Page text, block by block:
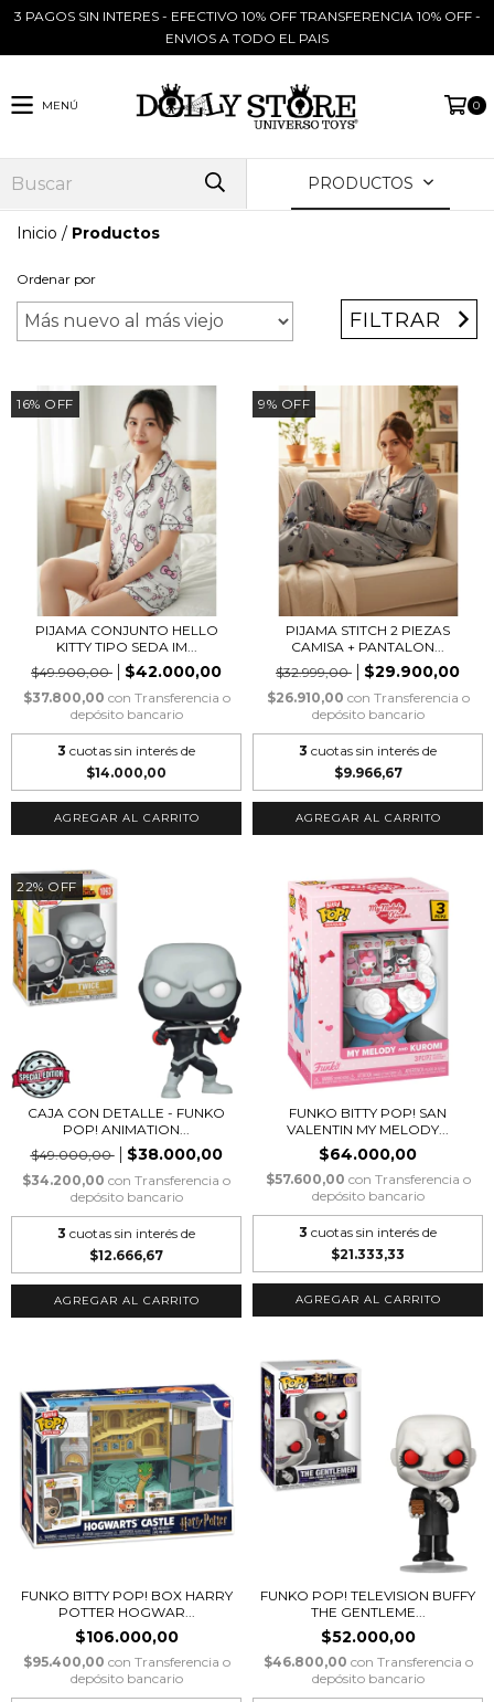
3 PAGOS SIN INTERES - EFECTIVO 10% OFF TRANSFERENCIA 10% OFF -
ENVIOS A TODO EL PAIS
MENÚ 0
PRODUCTOS
Inicio / Productos
Ordenar por
FILTRAR
16% OFF
PIJAMA CONJUNTO HELLO
KITTY TIPO SEDA IM...
$49.900,00
$42.000,00
$37.800,00 con Transferencia o
depósito bancario
3 cuotas sin interés de
$14.000,00
AGREGAR AL CARRITO
9% OFF
PIJAMA STITCH 2 PIEZAS
CAMISA + PANTALON...
$32.999,00
$29.900,00
$26.910,00 con Transferencia o
depósito bancario
3 cuotas sin interés de
$9.966,67
AGREGAR AL CARRITO
22% OFF
CAJA CON DETALLE - FUNKO
POP! ANIMATION...
$49.000,00
$38.000,00
$34.200,00 con Transferencia o
depósito bancario
3 cuotas sin interés de
$12.666,67
FUNKO BITTY POP! SAN
VALENTIN MY MELODY...
$64.000,00
$57.600,00 con Transferencia o
depósito bancario
3 cuotas sin interés de
$21.333,33
FUNKO BITTY POP! BOX HARRY
POTTER HOGWAR...
$106.000,00
$95.400,00 con Transferencia o
depósito bancario
FUNKO POP! TELEVISION BUFFY
THE GENTLEME...
$52.000,00
$46.800,00 con Transferencia o
depósito bancario